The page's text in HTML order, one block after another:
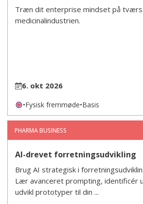
Træn dit enterprise mindset på
medicinalindustrien.
6. okt 2026
•Fysisk fremmøde•Basis
PHARMA BUSINESS
AI-drevet forretningsudvikling
Brug AI strategisk i
Lær avanceret prompting, identificér
udvikl prototyper til din ...